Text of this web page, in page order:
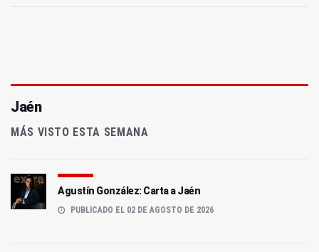
Jaén
MÁS VISTO ESTA SEMANA
Agustín González: Carta a Jaén
PUBLICADO EL 02 DE AGOSTO DE 2026